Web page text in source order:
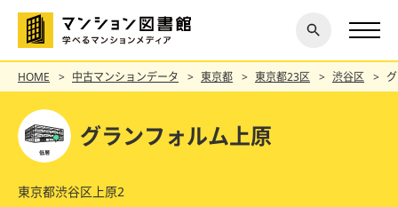
探す
閉じ
る
HOME 中古マンションデータ 東京都 東京都23区 渋谷区
グランフォルム上原
東京都渋谷区上原2